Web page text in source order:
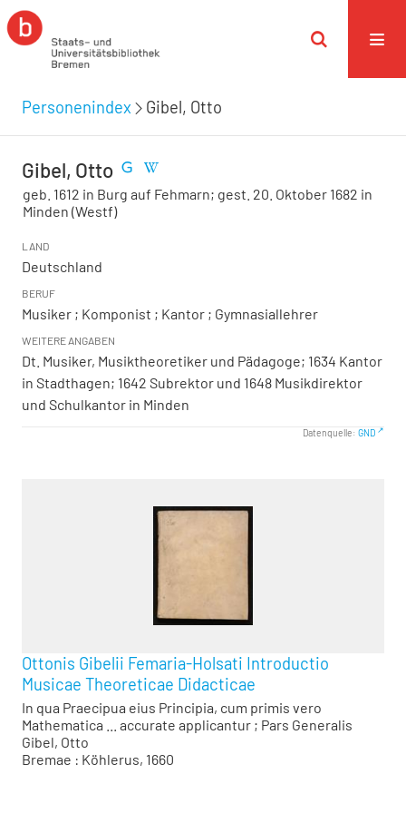
Personenindex Gibel, Otto
Gibel, Otto
geb. 1612 in Burg auf Fehmarn; gest. 20. Oktober 1682 in
Minden (Westf)
LAND
Deutschland
BERUF
Musiker ; Komponist ; Kantor ; Gymnasiallehrer
WEITERE ANGABEN
Dt. Musiker, Musiktheoretiker und Pädagoge; 1634 Kantor
in Stadthagen; 1642 Subrektor und 1648 Musikdirektor
und Schulkantor in Minden
Datenquelle: GND
Ottonis Gibelii Femaria-Holsati Introductio
Musicae Theoreticae Didacticae
In qua Praecipua eius Principia, cum primis vero
Mathematica ... accurate applicantur ; Pars Generalis
Gibel, Otto
Bremae : Köhlerus, 1660